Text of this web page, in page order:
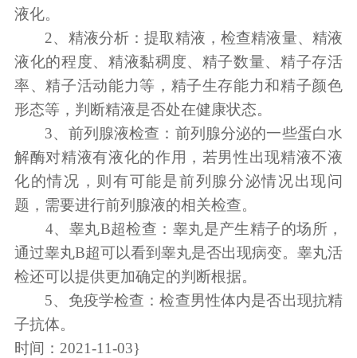
液化。
2、精液分析：提取精液，检查精液量、精液
液化的程度、精液黏稠度、精子数量、精子存活
率、精子活动能力等，精子生存能力和精子颜色
形态等，判断精液是否处在健康状态。
3、前列腺液检查：前列腺分泌的一些蛋白水
解酶对精液有液化的作用，若男性出现精液不液
化的情况，则有可能是前列腺分泌情况出现问
题，需要进行前列腺液的相关检查。
4、睾丸B超检查：睾丸是产生精子的场所，
通过睾丸B超可以看到睾丸是否出现病变。睾丸活
检还可以提供更加确定的判断根据。
5、免疫学检查：检查男性体内是否出现抗精
子抗体。
时间：2021-11-03}